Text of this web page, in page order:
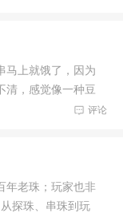
马上就饿了，因为
清，感觉像一种豆
评论
老珠；玩家也非
探珠、串珠到玩